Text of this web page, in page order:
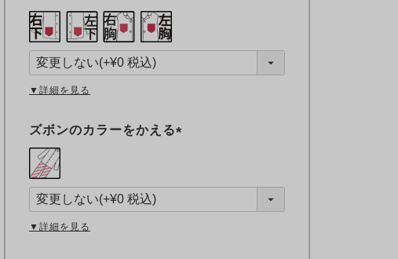
(
必
須
)
▼詳細を見る
ズボンのカラーをかえる
須
)
▼詳細を見る